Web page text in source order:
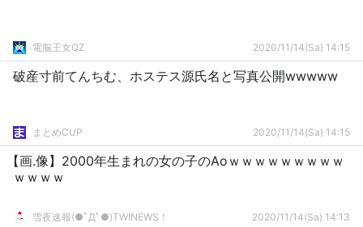
電脳王女QZ 2020/11/14(Sa) 14:15
破産寸前てんちむ、ホステス源氏名と写真公開wwwww
まとめCUP 2020/11/14(Sa) 14:15
【画.像】2000年生まれの女の子のAoｗｗｗｗｗｗｗｗｗ
ｗｗｗｗ
雪夜速報(●ﾟДﾟ●)TWINEWS！ 2020/11/14(Sa) 14:13